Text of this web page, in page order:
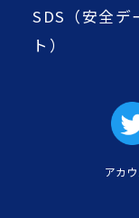
SDS（安全デ
ト）
アカ